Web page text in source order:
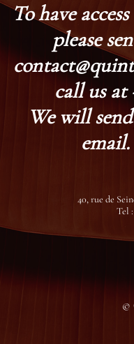
To have
please
call us at
We will
40, rue de
Tel :
©